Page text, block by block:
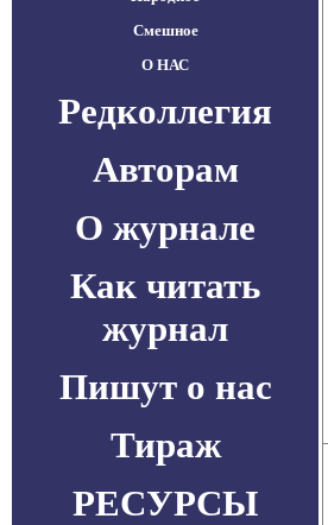
Смешное
О НАС
Редколлегия
Авторам
О журнале
Как читать
журнал
Пишут о нас
Тираж
РЕСУРСЫ